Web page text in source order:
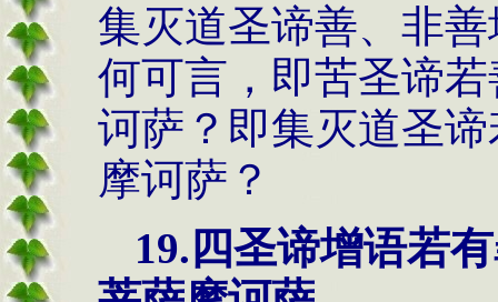
集灭道圣谛善、非
何可言，即苦圣谛
诃萨？即集灭道圣
摩诃萨？
19. 四圣谛增语若